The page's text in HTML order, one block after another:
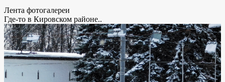
Лента фотогалереи
Где-то в Кировском районе..